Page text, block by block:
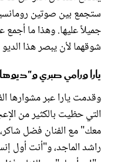
ستجمع بين صوتين
جميلاً عليها. وهذا ما أجمع
شوقهما لأن يبصر هذا
يارا ورامي صبري
وقدمت يارا عبر مشوارها
التي حظيت بالكثير من
معك" مع الفنان فضل شاكر،
راشد الماجد، و"أنت أول